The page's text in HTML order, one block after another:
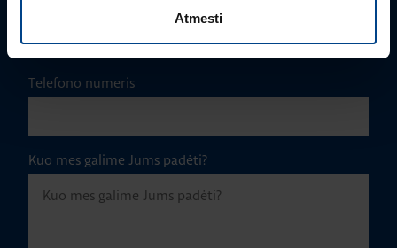
Atmesti
Telefono numeris
Kuo mes galime Jums padėti?